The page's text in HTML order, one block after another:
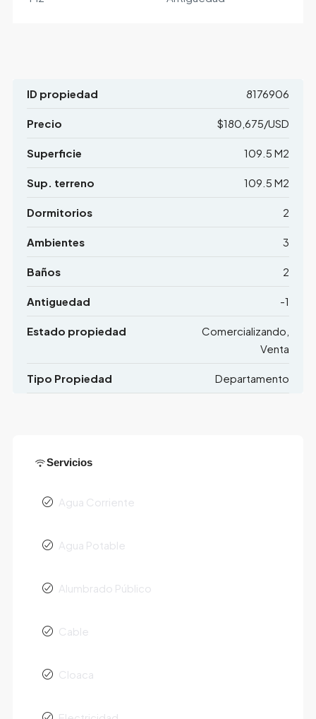
ID propiedad 8176906
Precio $180,675/USD
Superficie 109.5 M2
Sup. terreno 109.5 M2
Dormitorios 2
Ambientes 3
Baños 2
Antiguedad -1
Estado propiedad
Comercializando,
Venta
Tipo Propiedad Departamento
Servicios
Agua Corriente
Agua Potable
Alumbrado Público
Cable
Cloaca